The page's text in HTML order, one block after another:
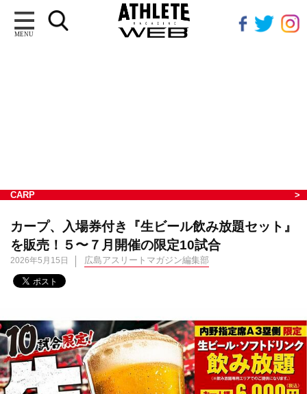
MENU
CARP
カープ、入場券付き『生ビール飲み放題セット』
を販売！５〜７月開催の限定10試合
2026年5月15日 広島アスリートマガジン編集部